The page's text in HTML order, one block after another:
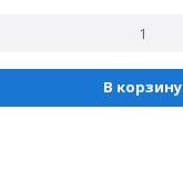
В корзину